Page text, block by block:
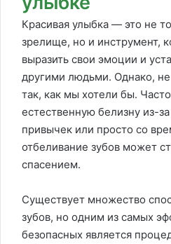
Красивая улыбка — это не
зрелище, но и инструмент,
выразить свои эмоции и
другими людьми. Однако, не
так, как мы хотели бы.
естественную белизну из-
привычек или просто со
отбеливание зубов может
спасением.
Существует множество
зубов, но одним из самых
безопасных является